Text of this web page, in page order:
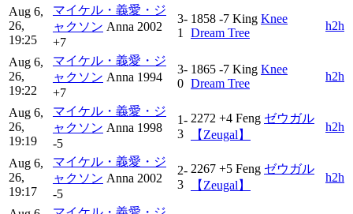
Aug 6,
26,
19:25
マイケル・義愛・ジ
ャクソン Anna 2002
+7
3-
1
1858 -7 King Knee
Dream Tree
h2h
Aug 6,
26,
19:22
マイケル・義愛・ジ
ャクソン Anna 1994
+7
3-
0
1865 -7 King Knee
Dream Tree
h2h
Aug 6,
26,
19:19
マイケル・義愛・ジ
ャクソン Anna 1998
-5
1-
3
2272 +4 Feng ゼウガル
【Zeugal】
h2h
Aug 6,
26,
19:17
マイケル・義愛・ジ
ャクソン Anna 2002
-5
2-
3
2267 +5 Feng ゼウガル
【Zeugal】
h2h